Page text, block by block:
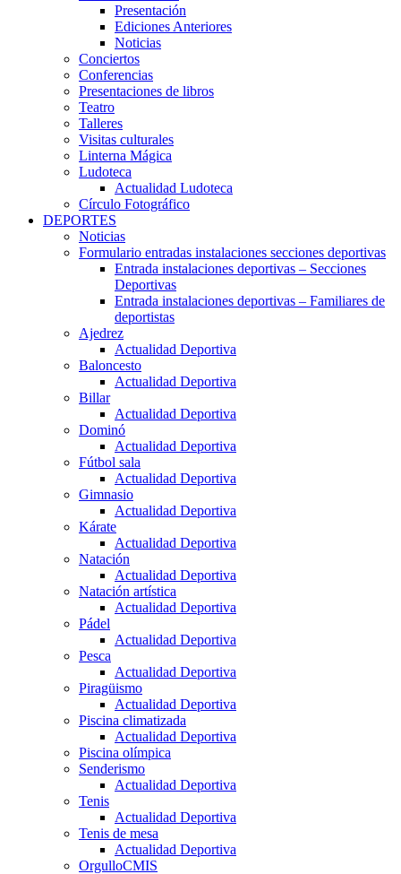
Presentación
Ediciones Anteriores
Noticias
Conciertos
Conferencias
Presentaciones de libros
Teatro
Talleres
Visitas culturales
Linterna Mágica
Ludoteca
Actualidad Ludoteca
Círculo Fotográfico
DEPORTES
Noticias
Formulario entradas instalaciones secciones deportivas
Entrada instalaciones deportivas – Secciones
Deportivas
Entrada instalaciones deportivas – Familiares de
deportistas
Ajedrez
Actualidad Deportiva
Baloncesto
Actualidad Deportiva
Billar
Actualidad Deportiva
Dominó
Actualidad Deportiva
Fútbol sala
Actualidad Deportiva
Gimnasio
Actualidad Deportiva
Kárate
Actualidad Deportiva
Natación
Actualidad Deportiva
Natación artística
Actualidad Deportiva
Pádel
Actualidad Deportiva
Pesca
Actualidad Deportiva
Piragüismo
Actualidad Deportiva
Piscina climatizada
Actualidad Deportiva
Piscina olímpica
Senderismo
Actualidad Deportiva
Tenis
Actualidad Deportiva
Tenis de mesa
Actualidad Deportiva
OrgulloCMIS